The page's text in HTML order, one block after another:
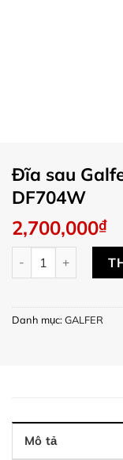
Đĩa sau
DF704W
2,700,000₫
Đĩa sau Galfer
Danh mục:GALFER
Mô tả